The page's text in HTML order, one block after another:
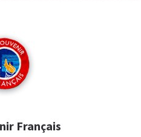
Français